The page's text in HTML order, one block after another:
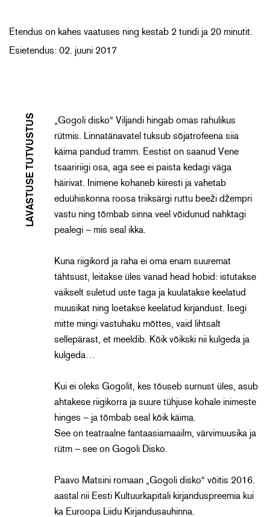
Etendus on kahes vaatuses ning kestab 2 tundi ja 20 minutit.
Esietendus: 02. juuni 2017
LAVASTUSE TUTVUSTUS
„Gogoli disko“ Viljandi hingab omas rahulikus
rütmis. Linnatänavatel tuksub sõjatrofeena siia
käima pandud tramm. Eestist on saanud Vene
tsaaririigi osa, aga see ei paista kedagi väga
häirivat. Inimene kohaneb kiiresti ja vahetab
eduühiskonna roosa triiksärgi ruttu beeži džempri
vastu ning tõmbab sinna veel võidunud nahktagi
pealegi – mis seal ikka.
Kuna riigikord ja raha ei oma enam suuremat
tähtsust, leitakse üles vanad head hobid: istutakse
vaikselt suletud uste taga ja kuulatakse keelatud
muusikat ning loetakse keelatud kirjandust. Isegi
mitte mingi vastuhaku mõttes, vaid lihtsalt
sellepärast, et meeldib. Kõik võikski nii kulgeda ja
kulgeda…
Kui ei oleks Gogolit, kes tõuseb surnust üles, asub
ahtakese riigikorra ja suure tühjuse kohale inimeste
hinges – ja tõmbab seal kõik käima.
See on teatraalne fantaasiamaailm, värvimuusika ja
rütm – see on Gogoli Disko.
Paavo Matsini romaan „Gogoli disko“ võitis 2016.
aastal nii Eesti Kultuurkapitali kirjanduspreemia kui
ka Euroopa Liidu Kirjandusauhinna.